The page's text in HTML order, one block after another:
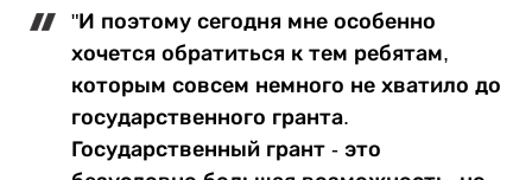
"И поэтому сегодня мне особенно
хочется обратиться к тем ребятам,
которым совсем немного не хватило до
государственного гранта.
Государственный грант - это